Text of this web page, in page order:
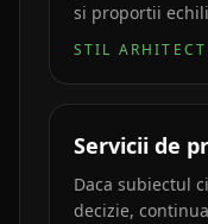
si proportii
STIL
Servicii de
Daca subiectul
decizie,